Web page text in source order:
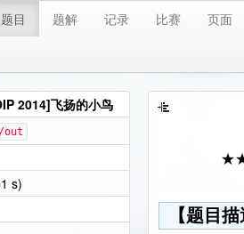
题目 题解 记录 比赛 页面
2014]飞扬的小鸟
s)
【题目